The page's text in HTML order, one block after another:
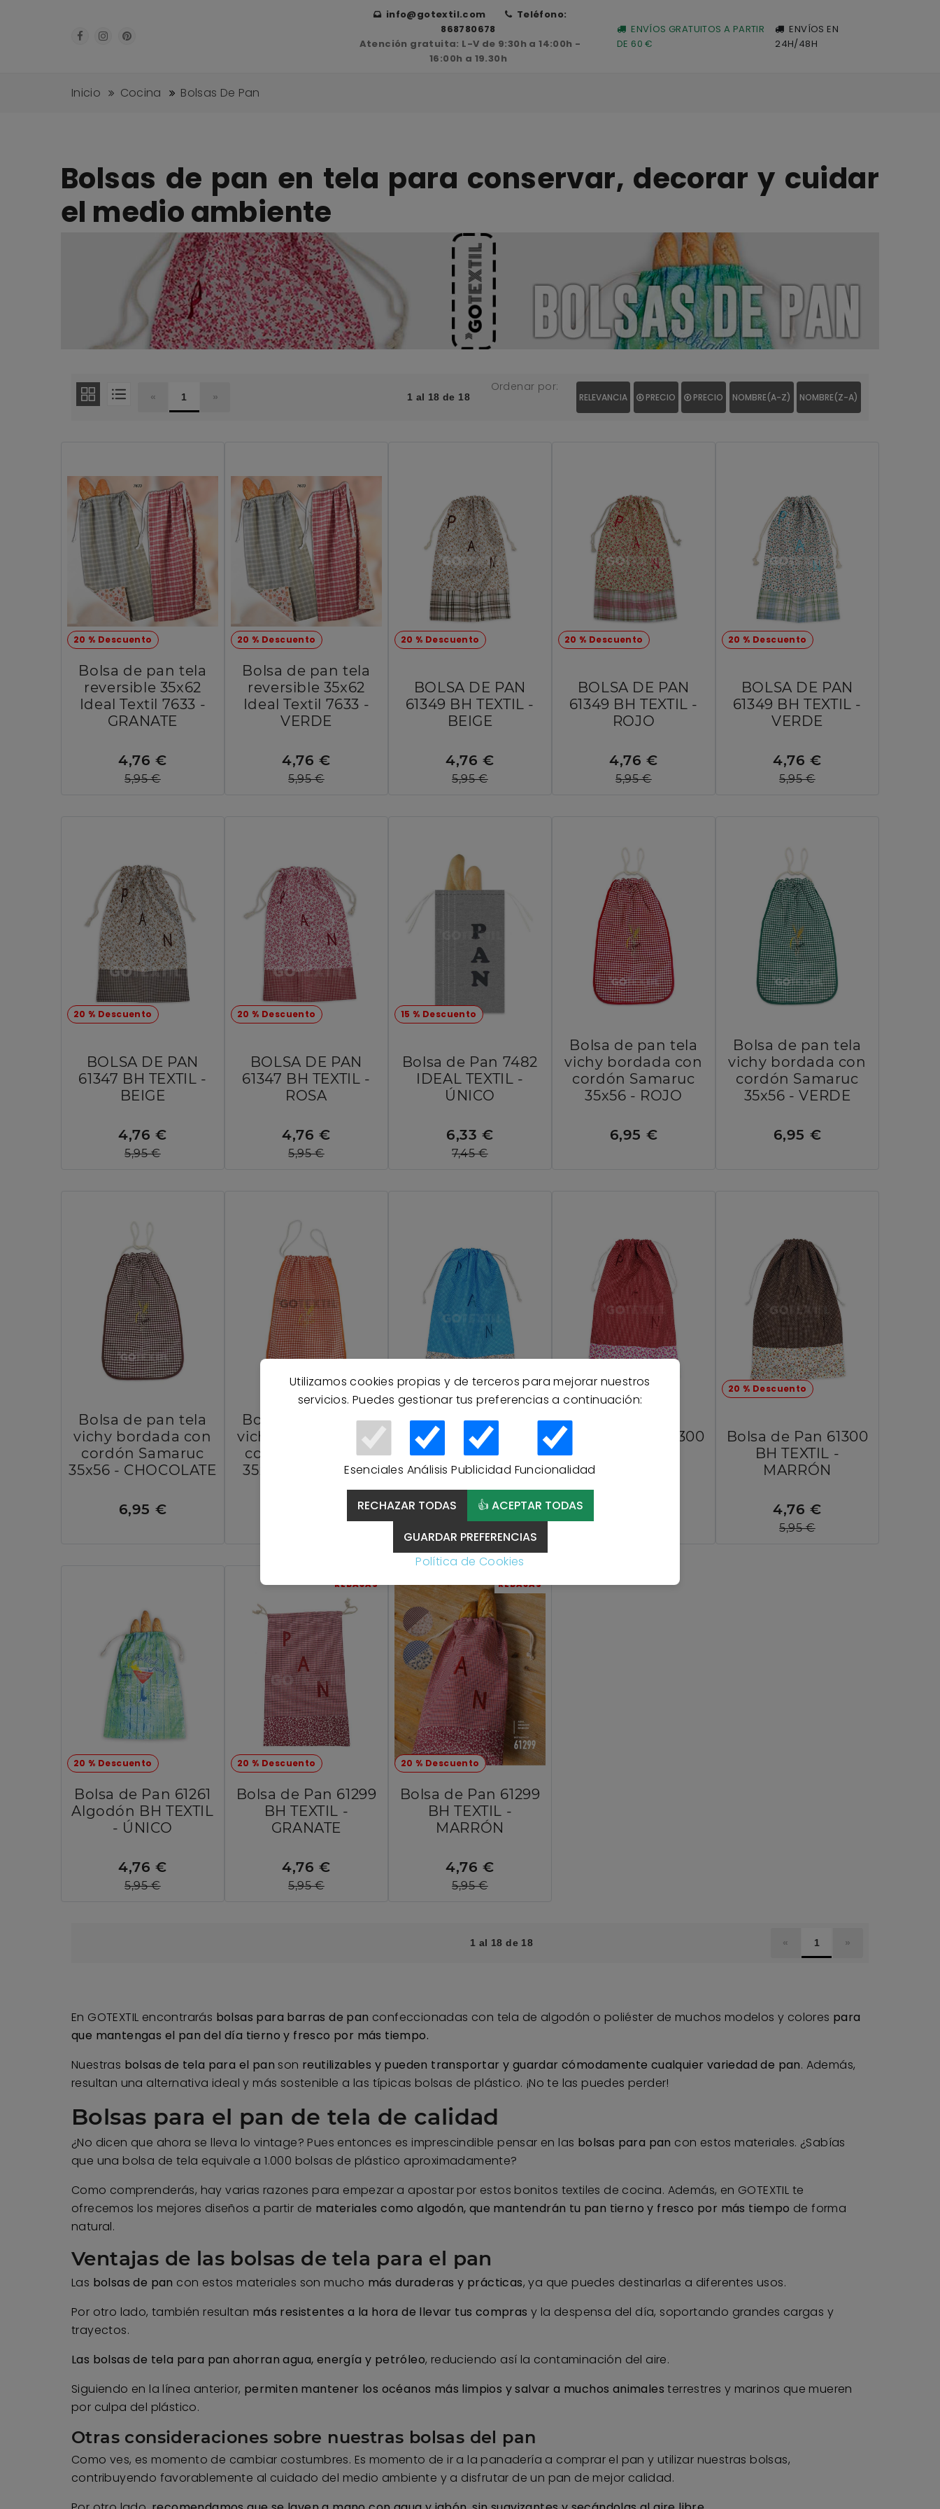
Utilizamos cookies propias y de terceros para mejorar nuestros
servicios. Puedes gestionar tus preferencias a continuación:
Esenciales Análisis Publicidad Funcionalidad
RECHAZAR TODAS
👍 ACEPTAR TODAS
GUARDAR PREFERENCIAS
Política de Cookies
info@gotextil.com
Teléfono:
868780678
Atención gratuita: L-V de 9:30h a 14:00h -
16:00h a 19.30h
ENVÍOS GRATUITOS A PARTIR
DE 60 €
ENVÍOS EN
24H/48H
Inicio Cocina Bolsas De Pan
Bolsas de pan en tela para conservar, decorar y cuidar
el medio ambiente
« 1 » 1 al 18 de 18
Ordenar por:
RELEVANCIA PRECIO PRECIO NOMBRE(A-Z) NOMBRE(Z-A)
20 % Descuento
Bolsa de pan tela
reversible 35x62
Ideal Textil 7633 -
GRANATE
4,76 €
5,95 €
20 % Descuento
Bolsa de pan tela
reversible 35x62
Ideal Textil 7633 -
VERDE
4,76 €
5,95 €
20 % Descuento
BOLSA DE PAN
61349 BH TEXTIL -
BEIGE
4,76 €
5,95 €
20 % Descuento
BOLSA DE PAN
61349 BH TEXTIL -
ROJO
4,76 €
5,95 €
20 % Descuento
BOLSA DE PAN
61349 BH TEXTIL -
VERDE
4,76 €
5,95 €
20 % Descuento
BOLSA DE PAN
61347 BH TEXTIL -
BEIGE
4,76 €
5,95 €
20 % Descuento
BOLSA DE PAN
61347 BH TEXTIL -
ROSA
4,76 €
5,95 €
15 % Descuento
Bolsa de Pan 7482
IDEAL TEXTIL -
ÚNICO
6,33 €
7,45 €
Bolsa de pan tela
vichy bordada con
cordón Samaruc
35x56 - ROJO
6,95 €
Bolsa de pan tela
vichy bordada con
cordón Samaruc
35x56 - VERDE
6,95 €
Bolsa de pan tela
vichy bordada con
cordón Samaruc
35x56 - CHOCOLATE
6,95 €
Bolsa de pan tela
vichy bordada con
cordón Samaruc
35x56 - NARANJA
20 % Descuento
Bolsa de Pan 61300
BH TEXTIL - AZUL
4,76 €
20 % Descuento
Bolsa de Pan 61300
20 % Descuento
Bolsa de Pan 61300
BH TEXTIL -
MARRÓN
4,76 €
5,95 €
20 % Descuento
Bolsa de Pan 61261
Algodón BH TEXTIL
- ÚNICO
4,76 €
5,95 €
20 % Descuento
REBAJAS
Bolsa de Pan 61299
BH TEXTIL -
GRANATE
4,76 €
5,95 €
20 % Descuento
REBAJAS
Bolsa de Pan 61299
BH TEXTIL -
MARRÓN
4,76 €
5,95 €
1 al 18 de 18 « 1 »
En GOTEXTIL encontrarás bolsas para barras de pan confeccionadas con tela de algodón o poliéster de muchos modelos y colores para
que mantengas el pan del día tierno y fresco por más tiempo.
Nuestras bolsas de tela para el pan son reutilizables y pueden transportar y guardar cómodamente cualquier variedad de pan. Además,
resultan una alternativa ideal y más sostenible a las típicas bolsas de plástico. ¡No te las puedes perder!
Bolsas para el pan de tela de calidad
¿No dicen que ahora se lleva lo vintage? Pues entonces es imprescindible pensar en las bolsas para pan con estos materiales. ¿Sabías
que una bolsa de tela equivale a 1.000 bolsas de plástico aproximadamente?
Como comprenderás, hay varias razones para empezar a apostar por estos bonitos textiles de cocina. Además, en GOTEXTIL te
ofrecemos los mejores diseños a partir de materiales como algodón, que mantendrán tu pan tierno y fresco por más tiempo de forma
natural.
Ventajas de las bolsas de tela para el pan
Las bolsas de pan con estos materiales son mucho más duraderas y prácticas, ya que puedes destinarlas a diferentes usos.
Por otro lado, también resultan más resistentes a la hora de llevar tus compras y la despensa del día, soportando grandes cargas y
trayectos.
Las bolsas de tela para pan ahorran agua, energía y petróleo, reduciendo así la contaminación del aire.
Siguiendo en la línea anterior, permiten mantener los océanos más limpios y salvar a muchos animales terrestres y marinos que mueren
por culpa del plástico.
Otras consideraciones sobre nuestras bolsas del pan
Como ves, es momento de cambiar costumbres. Es momento de ir a la panadería a comprar el pan y utilizar nuestras bolsas,
contribuyendo favorablemente al cuidado del medio ambiente y a disfrutar de un pan de mejor calidad.